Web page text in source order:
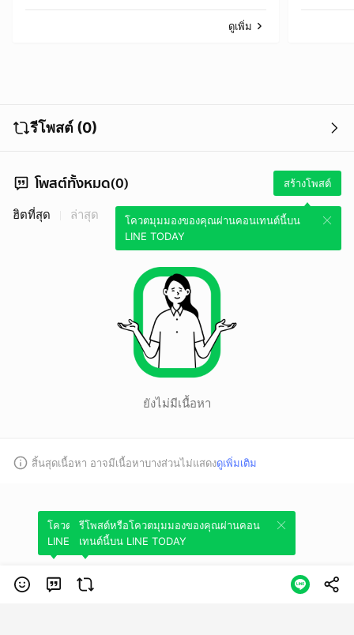
ดูเพิ่ม
รีโพสต์ (0)
โพสต์ทั้งหมด(0) สร้างโพสต์
โควตมุมมองของคุณผ่านคอนเทนต์นี้บน
LINE TODAY
ฮิตที่สุด ล่าสุด
ยังไม่มีเนื้อหา
สิ้นสุดเนื้อหา อาจมีเนื้อหาบางส่วนไม่แสดงดูเพิ่มเติม
โควตมุมมองของคุณผ่านคอนเทนต์นี้บน
LINE TODAY
รีโพสต์หรือโควตมุมมองของคุณผ่านคอน
เทนต์นี้บน LINE TODAY